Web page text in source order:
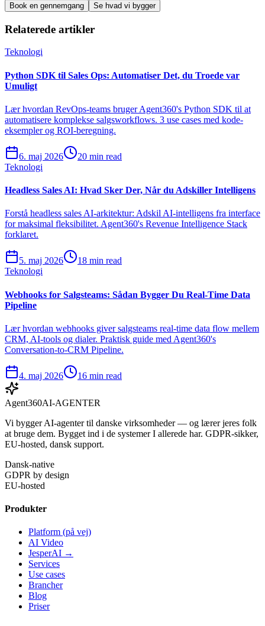
Book en gennemgang Se hvad vi bygger
Relaterede artikler
Teknologi
Python SDK til Sales Ops: Automatiser Det, du Troede var
Umuligt
Lær hvordan RevOps-teams bruger Agent360's Python SDK til at
automatisere komplekse salgsworkflows. 3 use cases med kode-
eksempler og ROI-beregning.
6. maj 2026
20 min read
Teknologi
Headless Sales AI: Hvad Sker Der, Når du Adskiller Intelligens
Forstå headless sales AI-arkitektur: Adskil AI-intelligens fra interface
for maksimal fleksibilitet. Agent360's Revenue Intelligence Stack
forklaret.
5. maj 2026
18 min read
Teknologi
Webhooks for Salgsteams: Sådan Bygger Du Real-Time Data
Pipeline
Lær hvordan webhooks giver salgsteams real-time data flow mellem
CRM, AI-tools og dialer. Praktisk guide med Agent360's
Conversation-to-CRM Pipeline.
4. maj 2026 16 min read
Agent360AI-AGENTER
Vi bygger AI-agenter til danske virksomheder — og lærer jeres folk
at bruge dem. Bygget ind i de systemer I allerede har. GDPR-sikker,
EU-hosted, dansk support.
Dansk-native
GDPR by design
EU-hosted
Produkter
Platform (på vej)
AI Video
JesperAI →
Services
Use cases
Brancher
Blog
Priser